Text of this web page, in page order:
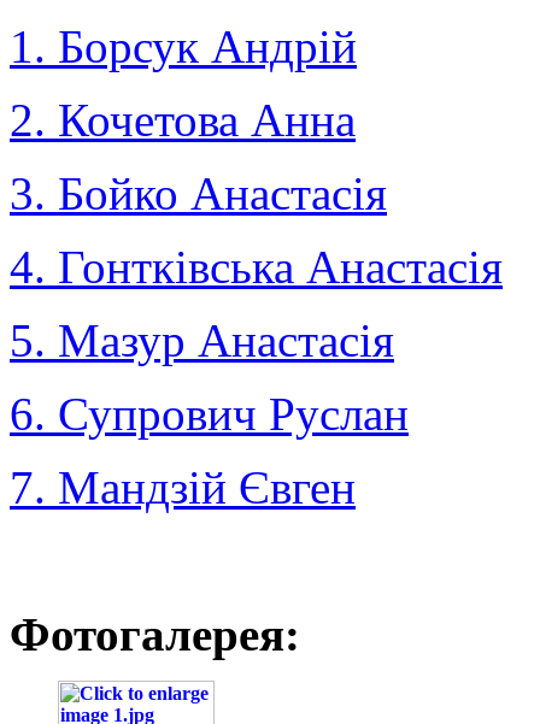
1. Борсук Андрій
2. Кочетова Анна
3. Бойко Анастасія
4. Гонтківська Анастасія
5. Мазур Анастасія
6. Супрович Руслан
7. Мандзій Євген
Фотогалерея: